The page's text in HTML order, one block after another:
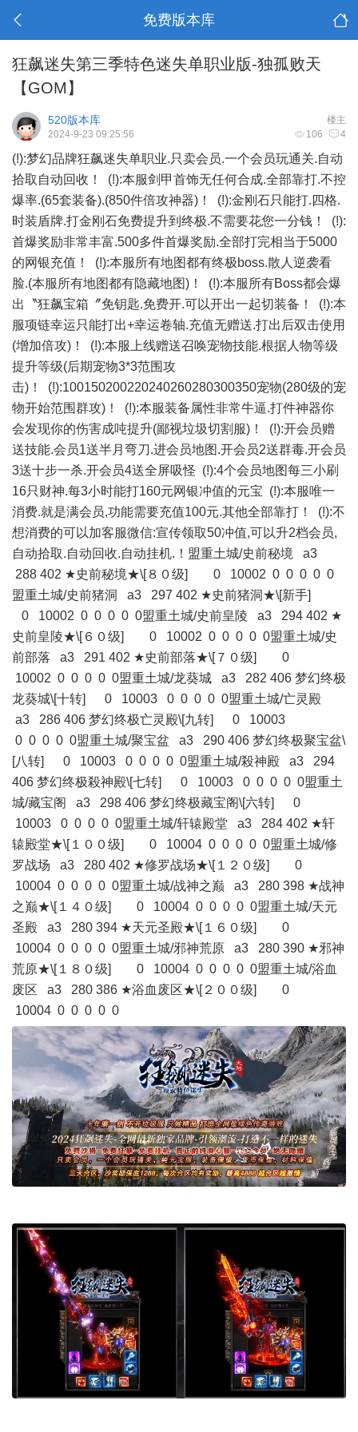
免费版本库
狂飙迷失第三季特色迷失单职业版-独孤败天
【GOM】
楼主
520版本库
106 4
2024-9-23 09:25:56
(!):梦幻品牌狂飙迷失单职业.只卖会员.一个会员玩通关.自动
拾取自动回收！ (!):本服剑甲首饰无任何合成.全部靠打.不控
爆率.(65套装备).(850件倍攻神器)！ (!):金刚石只能打.四格.
时装盾牌.打金刚石免费提升到终极.不需要花您一分钱！ (!):
首爆奖励非常丰富.500多件首爆奖励.全部打完相当于5000
的网银充值！ (!):本服所有地图都有终极boss.散人逆袭看
脸.(本服所有地图都有隐藏地图)！ (!):本服所有Boss都会爆
出〝狂飙宝箱〞免钥匙.免费开.可以开出一起切装备！ (!):本
服项链幸运只能打出+幸运卷轴.充值无赠送.打出后双击使用
(增加倍攻)！ (!):本服上线赠送召唤宠物技能.根据人物等级
提升等级(后期宠物3*3范围攻
击)！ (!):100150200220240260280300350宠物(280级的宠
物开始范围群攻)！ (!):本服装备属性非常牛逼.打件神器你
会发现你的伤害成吨提升(鄙视垃圾切割服)！ (!):开会员赠
送技能.会员1送半月弯刀.进会员地图.开会员2送群毒.开会员
3送十步一杀.开会员4送全屏吸怪 (!):4个会员地图每三小刷
16只财神.每3小时能打160元网银冲值的元宝 (!):本服唯一
消费.就是满会员,功能需要充值100元.其他全部靠打！ (!):不
想消费的可以加客服微信:宣传领取50冲值,可以升2档会员,
自动拾取.自动回收.自动挂机.！盟重土城/史前秘境 a3
288 402 ★史前秘境★\[８０级] 0 10002 0 0 0 0 0
盟重土城/史前猪洞 a3 297 402 ★史前猪洞★\[新手]
0 10002 0 0 0 0 0盟重土城/史前皇陵 a3 294 402 ★
史前皇陵★\[６０级] 0 10002 0 0 0 0 0盟重土城/史
前部落 a3 291 402 ★史前部落★\[７０级] 0
10002 0 0 0 0 0盟重土城/龙葵城 a3 282 406 梦幻终极
龙葵城\[十转] 0 10003 0 0 0 0 0盟重土城/亡灵殿
a3 286 406 梦幻终极亡灵殿\[九转] 0 10003
0 0 0 0 0盟重土城/聚宝盆 a3 290 406 梦幻终极聚宝盆\
[八转] 0 10003 0 0 0 0 0盟重土城/殺神殿 a3 294
406 梦幻终极殺神殿\[七转] 0 10003 0 0 0 0 0盟重土
城/藏宝阁 a3 298 406 梦幻终极藏宝阁\[六转] 0
10003 0 0 0 0 0盟重土城/轩辕殿堂 a3 284 402 ★轩
辕殿堂★\[１００级] 0 10004 0 0 0 0 0盟重土城/修
罗战场 a3 280 402 ★修罗战场★\[１２０级] 0
10004 0 0 0 0 0盟重土城/战神之巅 a3 280 398 ★战神
之巅★\[１４０级] 0 10004 0 0 0 0 0盟重土城/天元
圣殿 a3 280 394 ★天元圣殿★\[１６０级] 0
10004 0 0 0 0 0盟重土城/邪神荒原 a3 280 390 ★邪神
荒原★\[１８０级] 0 10004 0 0 0 0 0盟重土城/浴血
废区 a3 280 386 ★浴血废区★\[２００级] 0
10004 0 0 0 0 0